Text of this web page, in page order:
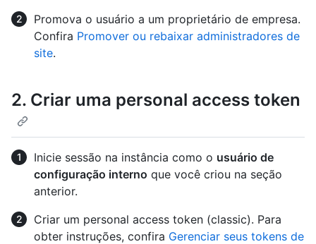
Promova o usuário a um proprietário de empresa.
Confira Promover ou rebaixar administradores de
site.
2. Criar uma personal access token
Inicie sessão na instância como o usuário de
configuração interno que você criou na seção
anterior.
Criar um personal access token (classic). Para
obter instruções, confira Gerenciar seus tokens de